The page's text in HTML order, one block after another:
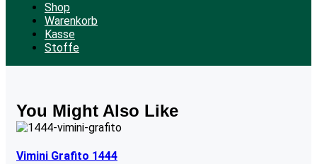
Shop
Warenkorb
Kasse
Stoffe
You Might Also Like
Vimini Grafito 1444